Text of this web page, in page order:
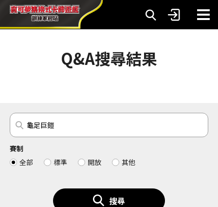
Q&A搜尋結果
賽制
全部
標準 開放 其他
搜尋